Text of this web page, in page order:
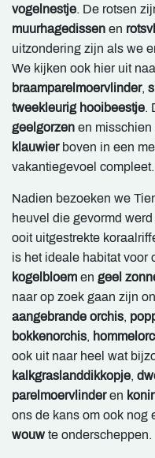
vogelnestje. De rotsen
muurhagedissen en
uitzondering zijn als we
We kijken ook hier uit
braamparelmoervlinder,
tweekleurig hooibeestje.
geelgorzen en
klauwierboven in een
vakantiegevoel compleet.
Nadien bezoeken we
heuvel die gevormd
ooit uitgestrekte
is het ideale habitat voor
kogelbloem en geel
naar op zoek gaan zijn
aangebrande orchis,
bokkenorchis,
ook uit naar heel wat
kalkgraslanddikkopje,
parelmoervlinderen
ons de kans om ook nog
wouw te onderscheppen.